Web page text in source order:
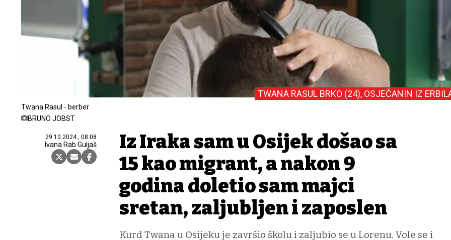
Twana Rasul - berber
BRUNO JOBST
29.10.2024., 08:08
Ivana Rab Guljaš
TWANA RASUL BRKO (24), OSJEČANIN IZ
Iz Iraka sam u Osijek došao sa
15 kao migrant, a nakon 9
godina doletio sam majci
sretan, zaljubljen i zaposlen
Kurd Twana u Osijeku je završio školu i zaljubio se u Lorenu. Vole se i